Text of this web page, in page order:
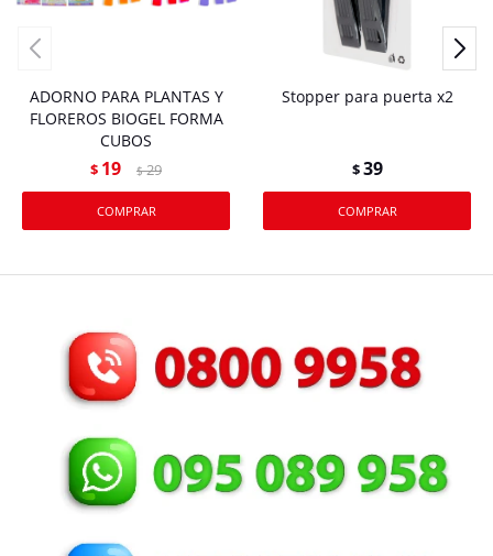
ADORNO PARA PLANTAS Y
FLOREROS BIOGEL FORMA
CUBOS
$ 19 $ 29
Stopper para puerta x2
$39